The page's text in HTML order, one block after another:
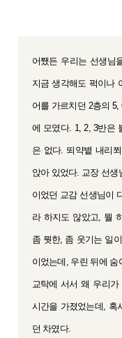
어쨌든 우리는 선생님
지금 생각해도 퍽이나
어를 가르치던 2층의
에 모였다. 1, 2, 3반은
은 없다. 뙤약볕 내리
앉아 있었다. 교장 선
이었던 교감 선생님이
라 하지도 않았고, 뭘
좀 뭣한, 좀 웃기는 일
이었는데, 우린 뒤에
교탁에 서서 왜 우리
시간을 가졌었는데, 혹
던 차였다.